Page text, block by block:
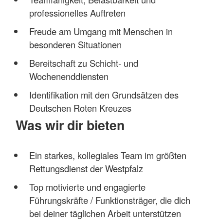
professionelles Auftreten
Freude am Umgang mit Menschen in
besonderen Situationen
Bereitschaft zu Schicht‑ und
Wochenenddiensten
Identifikation mit den Grundsätzen des
Deutschen Roten Kreuzes
Was wir dir bieten
Ein starkes, kollegiales Team im größten
Rettungsdienst der Westpfalz
Top motivierte und engagierte
Führungskräfte / Funktionsträger, die dich
bei deiner täglichen Arbeit unterstützen